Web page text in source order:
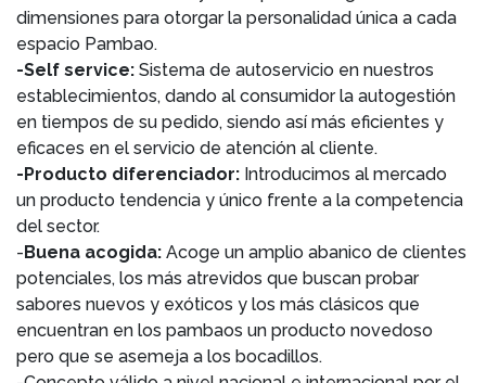
dimensiones para otorgar la personalidad única a cada
espacio Pambao.
-Self service: Sistema de autoservicio en nuestros
establecimientos, dando al consumidor la autogestión
en tiempos de su pedido, siendo así más eficientes y
eficaces en el servicio de atención al cliente.
-Producto diferenciador: Introducimos al mercado
un producto tendencia y único frente a la competencia
del sector.
-Buena acogida: Acoge un amplio abanico de clientes
potenciales, los más atrevidos que buscan probar
sabores nuevos y exóticos y los más clásicos que
encuentran en los pambaos un producto novedoso
pero que se asemeja a los bocadillos.